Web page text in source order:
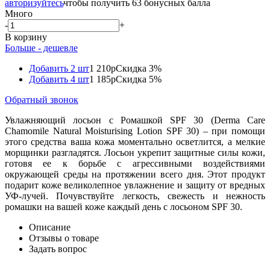
авторизуйтесьчтобы получить 63 бонусных балла
Много
-
+
В корзину
Больше - дешевле
Добавить 2 шт1 210рСкидка 3%
Добавить 4 шт1 185рСкидка 5%
Обратный звонок
Увлажняющий лосьон с Ромашкой SPF 30 (Derma Care
Chamomile Natural Moisturising Lotion SPF 30) – при помощи
этого средства ваша кожа моментально осветлится, а мелкие
морщинки разгладятся. Лосьон укрепит защитные силы кожи,
готовя ее к борьбе с агрессивными воздействиями
окружающей среды на протяжении всего дня. Этот продукт
подарит коже великолепное увлажнение и защиту от вредных
УФ-лучей. Почувствуйте легкость, свежесть и нежность
ромашки на вашей коже каждый день с лосьоном SPF 30.
Описание
Отзывы о товаре
Задать вопрос